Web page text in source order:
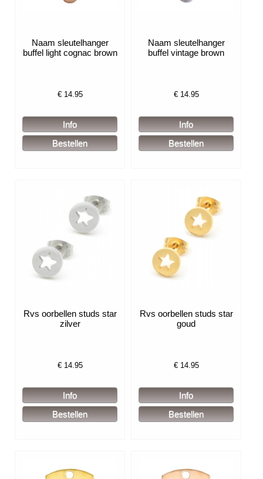
Naam sleutelhanger
buffel light cognac brown
€ 14.95
Naam sleutelhanger
buffel vintage brown
€ 14.95
Rvs oorbellen studs star
zilver
€ 14.95
Rvs oorbellen studs star
goud
€ 14.95